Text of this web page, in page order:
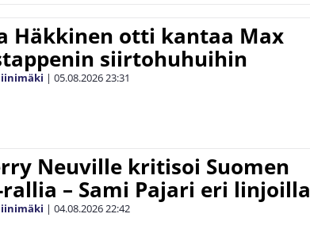
Häkkinen otti kantaa Max
siirtohuhuihin
| 05.08.202623:31
Neuville kritisoi Suomen
– Sami Pajari eri linjoilla
| 04.08.202622:42